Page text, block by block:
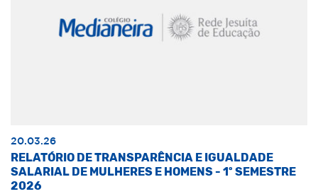
20.03.26
RELATÓRIO DE TRANSPARÊNCIA E IGUALDADE
SALARIAL DE MULHERES E HOMENS - 1º SEMESTRE
2026